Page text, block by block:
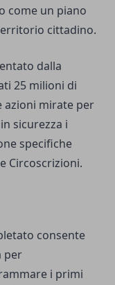
come un piano
cittadino.
dalla
25 milioni di
azioni mirate per
sicurezza i
specifiche
Circoscrizioni.
consente
per
i primi